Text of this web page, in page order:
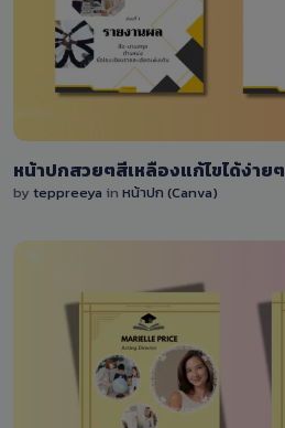
หน้าปกสวยๆสีเหลืองแก้ไขได้ง่ายๆ
by teppreeya in หน้าปก (Canva)
View Details